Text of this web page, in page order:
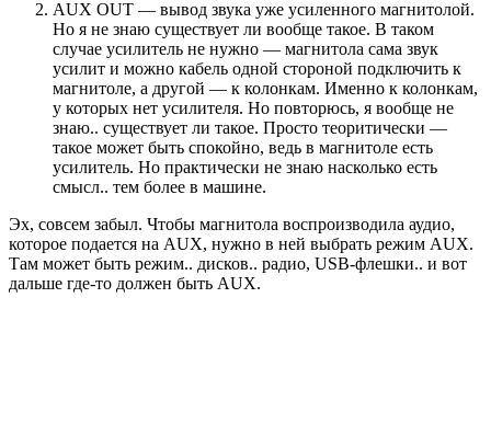
AUX OUT — вывод звука уже усиленного магнитолой.
Но я не знаю существует ли вообще такое. В таком
случае усилитель не нужно — магнитола сама звук
усилит и можно кабель одной стороной подключить к
магнитоле, а другой — к колонкам. Именно к колонкам,
у которых нет усилителя. Но повторюсь, я вообще не
знаю.. существует ли такое. Просто теоритически —
такое может быть спокойно, ведь в магнитоле есть
усилитель. Но практически не знаю насколько есть
смысл.. тем более в машине.
Эх, совсем забыл. Чтобы магнитола воспроизводила аудио,
которое подается на AUX, нужно в ней выбрать режим AUX.
Там может быть режим.. дисков.. радио, USB-флешки.. и вот
дальше где-то должен быть AUX.